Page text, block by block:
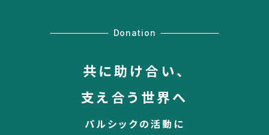
Donation
共に助け合い、
支え合う世界へ
パルシックの活動に